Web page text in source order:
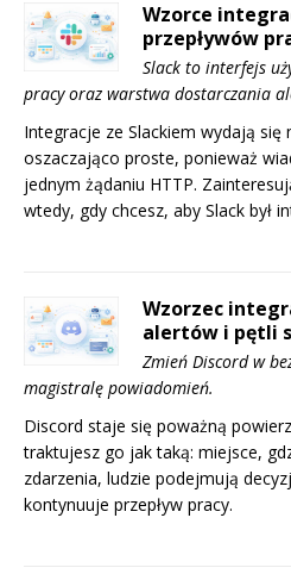
Wzorce
przepływów
Slack to interfejs
pracy oraz warstwa dostarczania
Integracje ze Slackiem wydają się
oszaczająco proste, ponieważ
jednym żądaniu HTTP.
wtedy, gdy chcesz, aby Slack był
Wzorzec
alertów i pętli
Zmień Discord w
magistralę powiadomień.
Discord staje się poważną
traktujesz go jak taką: miejsce,
zdarzenia, ludzie podejmują
kontynuuje przepływ pracy.